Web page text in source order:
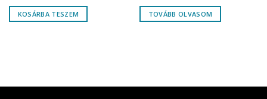
KOSÁRBA TESZEM TOVÁBB OLVASOM